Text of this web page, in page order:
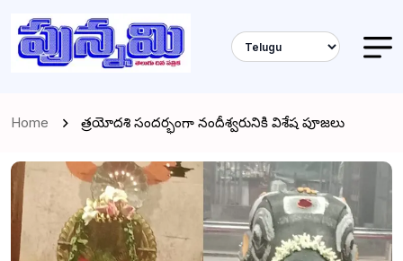
Home త్రయోదశి సందర్భంగా నందీశ్వరునికి విశేష పూజలు